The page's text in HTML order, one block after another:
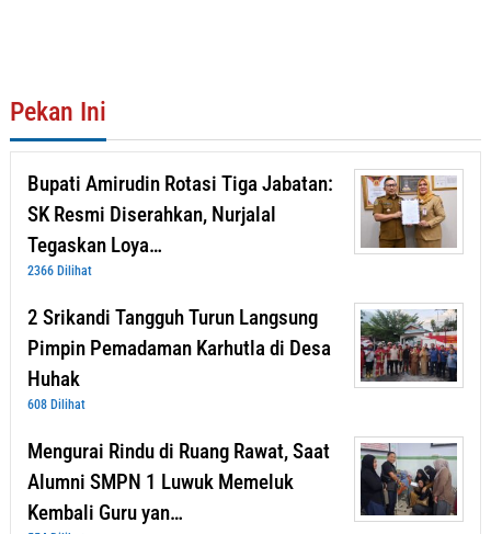
Pekan Ini
Bupati Amirudin Rotasi Tiga Jabatan:
SK Resmi Diserahkan, Nurjalal
Tegaskan Loya…
2366 Dilihat
2 Srikandi Tangguh Turun Langsung
Pimpin Pemadaman Karhutla di Desa
Huhak
608 Dilihat
Mengurai Rindu di Ruang Rawat, Saat
Alumni SMPN 1 Luwuk Memeluk
Kembali Guru yan…